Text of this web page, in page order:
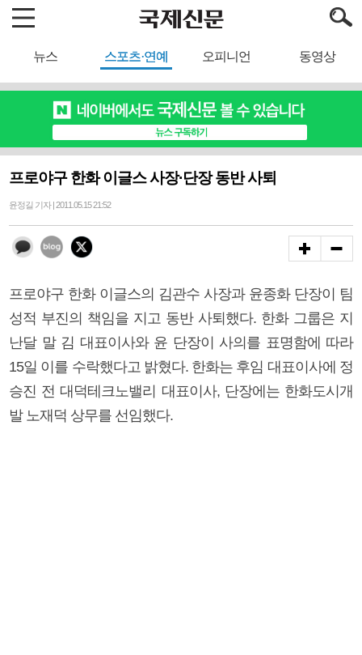
뉴스 스포츠·연예 오피니언 동영상
프로야구 한화 이글스 사장·단장 동반 사퇴
윤정길 기자 | 2011.05.15 21:52
프로야구 한화 이글스의 김관수 사장과 윤종화 단장이 팀
성적 부진의 책임을 지고 동반 사퇴했다. 한화 그룹은 지
난달 말 김 대표이사와 윤 단장이 사의를 표명함에 따라
15일 이를 수락했다고 밝혔다. 한화는 후임 대표이사에 정
승진 전 대덕테크노밸리 대표이사, 단장에는 한화도시개
발 노재덕 상무를 선임했다.